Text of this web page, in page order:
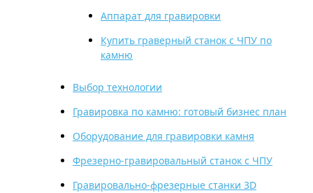
Аппарат для гравировки
Купить граверный станок с ЧПУ по
камню
Выбор технологии
Гравировка по камню: готовый бизнес план
Оборудование для гравировки камня
Фрезерно-гравировальный станок с ЧПУ
Гравировально-фрезерные станки 3D